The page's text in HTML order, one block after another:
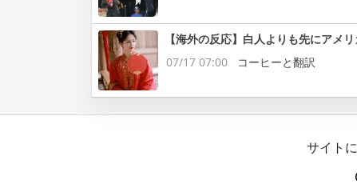
【海外の反応】白人よりも先にアメ
07/17 07:00
コーヒーと翻訳
サイト